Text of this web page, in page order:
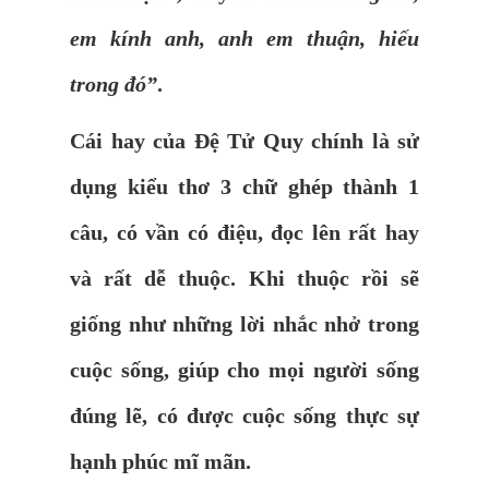
em kính anh, anh em thuận, hiếu
trong đó”.
Cái hay của Đệ Tử Quy chính là sử
dụng kiểu thơ 3 chữ ghép thành 1
câu, có vần có điệu, đọc lên rất hay
và rất dễ thuộc. Khi thuộc rồi sẽ
giống như những lời nhắc nhở trong
cuộc sống, giúp cho mọi người sống
đúng lẽ, có được cuộc sống thực sự
hạnh phúc mĩ mãn.